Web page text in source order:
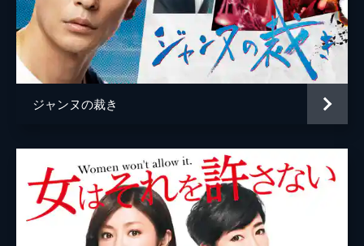
で・・・俺は絶対負けない！
常磐市長の暴行事件で、ケガをして帰宅した
晴之はそのまま寝てしまう。が、翌日、裕美
が息子の真也を連れて家を飛び出したことが
分かり、あ然！！裕美に電話をしたが留守電
44分
再び
晴之は、常連クレイマーの白銀佳代とのトラ
ブルで警察に通報され、事情聴取を受けてい
た。俺は悪くないと憤慨する晴之をなだめる
警察署員から、ワニ騒動は白銀の自作自演で
間違いないとの話をされ・・・。
板倉チヒロ
加納民夫 日野陽仁
橘絵里香 瀧内公美
白銀佳代 木の実ナナ
長田孝治 西村和彦
常磐栄太 鹿賀丈史
本橋圭太
ジャンヌの裁き